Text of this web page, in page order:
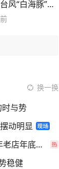
“白海豚”一
换一换
与势
动明显
于东来回应胖东来近25年老店年底关闭
稳健